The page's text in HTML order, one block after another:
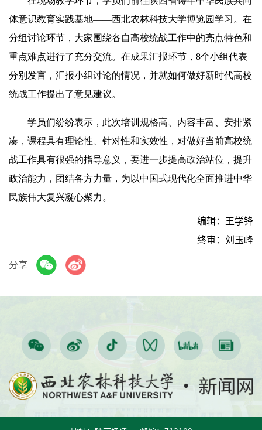
体意识教育实践基地——西北农林科技大学博览园学习。在
分组讨论环节，大家围绕各自高校统战工作中的亮点特色和
重点难点进行了充分交流。在成果汇报环节，8个小组代表
分别发言，汇报小组讨论的情况，并就如何做好新时代高校
统战工作提出了意见建议。
学员们纷纷表示，此次培训规格高、内容丰富、安排紧
凑，课程具有理论性、针对性和实效性，对做好当前高校统
战工作具有很强的指导意义，要进一步提高政治站位，提升
政治能力，团结各方力量，为以中国式现代化全面推进中华
民族伟大复兴凝心聚力。
编辑：王学锋
终审：刘玉峰
分享